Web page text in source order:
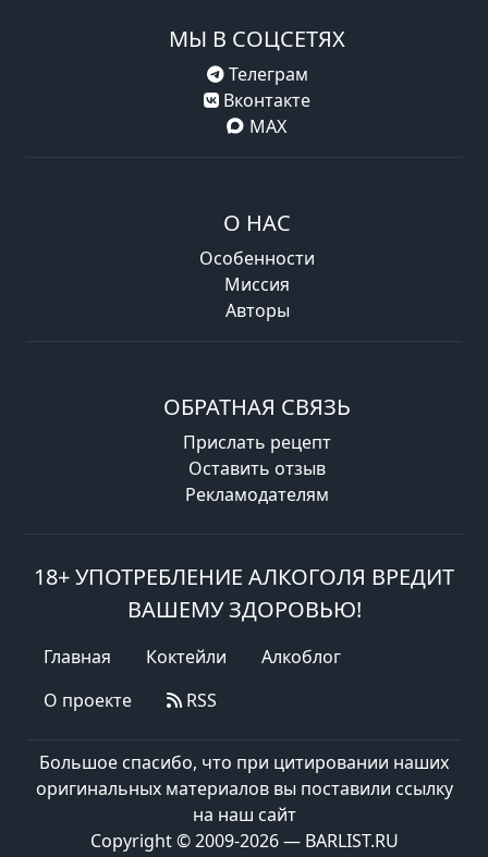
МЫ В СОЦСЕТЯХ
Телеграм
Вконтакте
MAX
О НАС
Особенности
Миссия
Авторы
ОБРАТНАЯ СВЯЗЬ
Прислать рецепт
Оставить отзыв
Рекламодателям
18+ УПОТРЕБЛЕНИЕ АЛКОГОЛЯ ВРЕДИТ
ВАШЕМУ ЗДОРОВЬЮ!
Главная Коктейли
Алкоблог
О проекте
RSS
Большое спасибо, что при цитировании наших
оригинальных материалов вы поставили ссылку
на наш сайт
Copyright © 2009-2026 — BARLIST.RU